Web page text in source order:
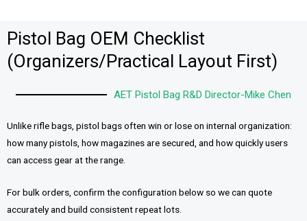
Pistol Bag OEM Checklist
(Organizers/Practical Layout First)
AET Pistol Bag R&D Director-Mike Chen
Unlike rifle bags, pistol bags often win or lose on internal organization:
how many pistols, how magazines are secured, and how quickly users
can access gear at the range.
For bulk orders, confirm the configuration below so we can quote
accurately and build consistent repeat lots.